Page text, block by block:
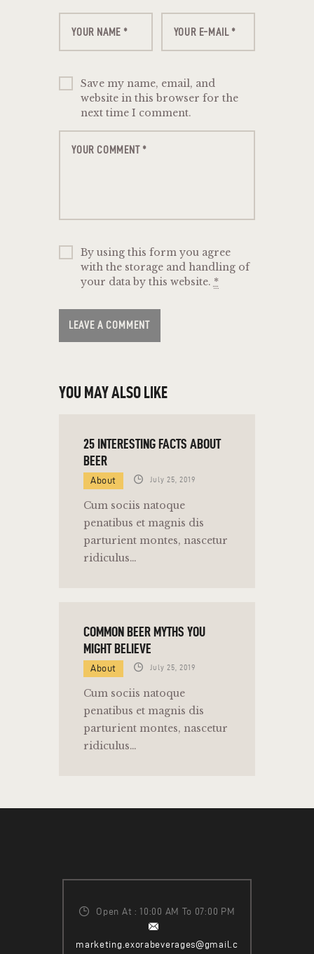
Save my name, email, and
website in this browser for the
next time I comment.
By using this form you agree
with the storage and handling of
your data by this website. *
YOU MAY ALSO LIKE
25 INTERESTING FACTS ABOUT
BEER
About July 25, 2019
Cum sociis natoque
penatibus et magnis dis
parturient montes, nascetur
ridiculus…
COMMON BEER MYTHS YOU
MIGHT BELIEVE
About July 25, 2019
Cum sociis natoque
penatibus et magnis dis
parturient montes, nascetur
ridiculus…
Open At : 10:00 AM To 07:00 PM
marketing.exorabeverages@gmail.c